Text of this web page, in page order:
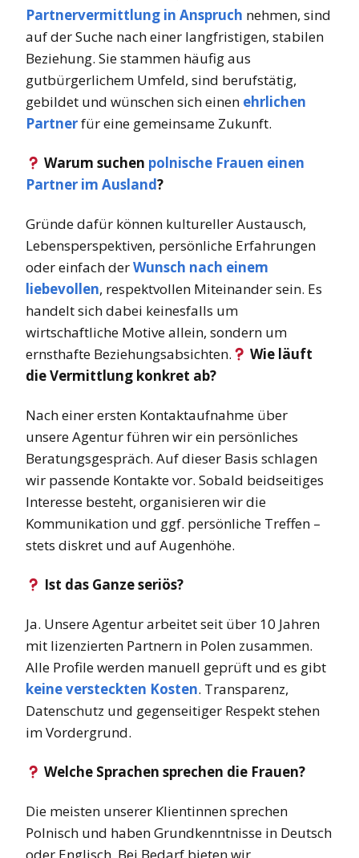
Partnervermittlung in Anspruch nehmen, sind
auf der Suche nach einer langfristigen, stabilen
Beziehung. Sie stammen häufig aus
gutbürgerlichem Umfeld, sind berufstätig,
gebildet und wünschen sich einen ehrlichen
Partnerfür eine gemeinsame Zukunft.
Warum suchen polnische Frauen einen
Partner im Ausland?
Gründe dafür können kultureller Austausch,
Lebensperspektiven, persönliche Erfahrungen
oder einfach derWunsch nach einem
liebevollen, respektvollen Miteinander sein. Es
handelt sich dabei keinesfalls um
wirtschaftliche Motive allein, sondern um
ernsthafte Beziehungsabsichten.
Wie läuft
die Vermittlung konkret ab?
Nach einer ersten Kontaktaufnahme über
unsere Agentur führen wir ein persönliches
Beratungsgespräch. Auf dieser Basis schlagen
wir passende Kontakte vor. Sobald beidseitiges
Interesse besteht, organisieren wir die
Kommunikation und ggf. persönliche Treffen –
stets diskret und auf Augenhöhe.
Ist das Ganze seriös?
Ja. Unsere Agentur arbeitet seit über 10 Jahren
mit lizenzierten Partnern in Polen zusammen.
Alle Profile werden manuell geprüft und es gibt
keine versteckten Kosten. Transparenz,
Datenschutz und gegenseitiger Respekt stehen
im Vordergrund.
Welche Sprachen sprechen die Frauen?
Die meisten unserer Klientinnen sprechen
Polnisch und haben Grundkenntnisse in Deutsch